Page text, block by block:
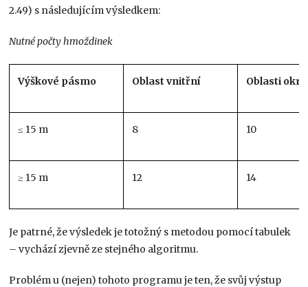
2.49) s následujícím výsledkem:
Nutné počty hmoždinek
Výškové pásmo Oblast vnitřní Oblasti
≤ 15 m 8 10
≥ 15 m 12 14
Je patrné, že výsledek je totožný s metodou pomocí tabulek
– vychází zjevně ze stejného algoritmu.
Problém u (nejen) tohoto programu je ten, že svůj výstup